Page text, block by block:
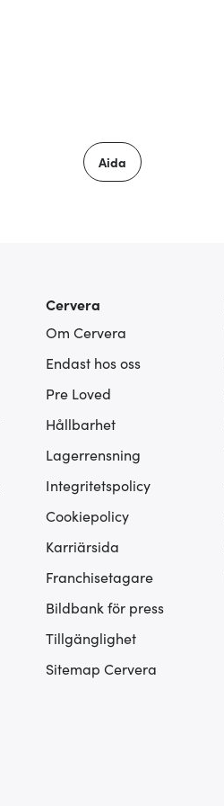
Aida
Cervera
Om Cervera
Endast hos oss
Pre Loved
Hållbarhet
Lagerrensning
Integritetspolicy
Cookiepolicy
Karriärsida
Franchisetagare
Bildbank för press
Tillgänglighet
Sitemap Cervera